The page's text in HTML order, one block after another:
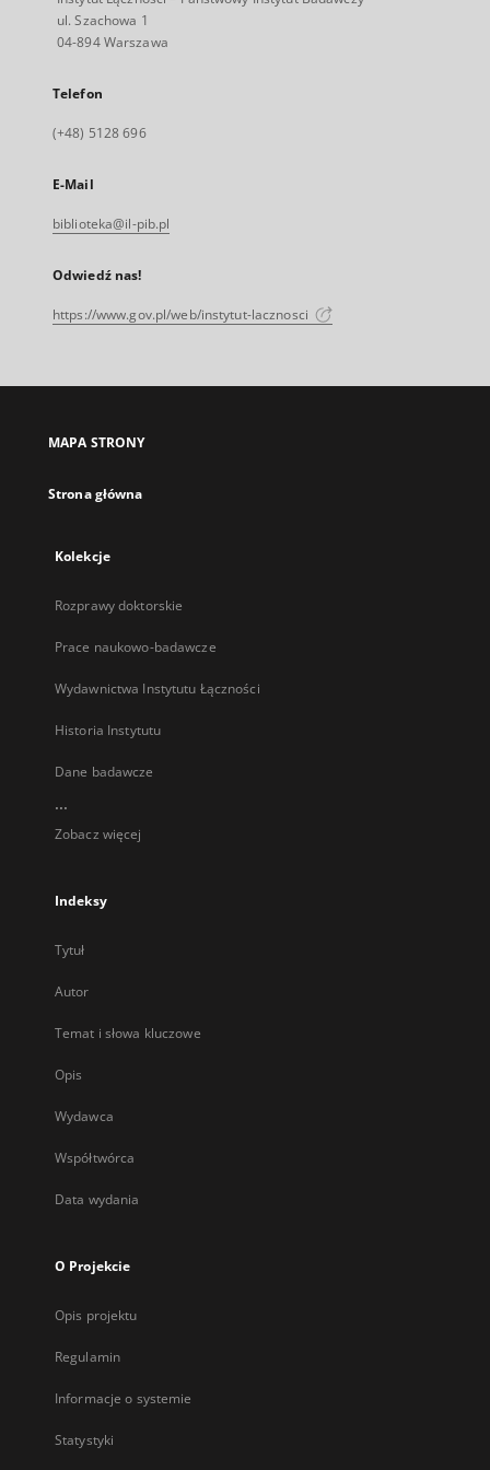
ul. Szachowa 1
04-894 Warszawa
Telefon
(+48) 5128 696
E-Mail
biblioteka@il-pib.pl
Odwiedź nas!
https://www.gov.pl/web/instytut-lacznosci
MAPA STRONY
Strona główna
Kolekcje
Rozprawy doktorskie
Prace naukowo-badawcze
Wydawnictwa Instytutu Łączności
Historia Instytutu
Dane badawcze
...
Zobacz więcej
Indeksy
Tytuł
Autor
Temat i słowa kluczowe
Opis
Wydawca
Współtwórca
Data wydania
O Projekcie
Opis projektu
Regulamin
Informacje o systemie
Statystyki